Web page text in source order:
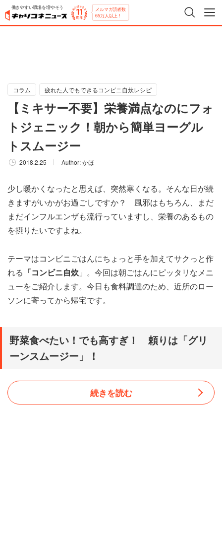
働きやすい職場を増やそう メルマガ読者数
65万人以上！
コラム 疲れた人でもできるコンビニ自炊レシピ
【ミキサー不要】栄養満点なのにフォ
トジェニック！朝から簡単ヨーグル
トスムージー
2018.2.25 Author:かほ
少し暖かくなったと思えば、突然寒くなる。そんな日が続
きますがいかがお過ごしですか？ 風邪はもちろん、まだ
まだインフルエンザも流行っていますし、栄養のあるもの
を摂りたいですよね。
テーマはコンビニごはんにちょっと手を加えてサクっと作
れる 「コンビニ自炊 」。今回は朝ごはんにピッタリなメニ
ューをご紹介します。今日も食料調達のため、近所のロー
ソンに寄ってから帰宅です。
野菜食べたい！でも高すぎ！ 頼りは「グリ
ーンスムージー」！
続きを読む